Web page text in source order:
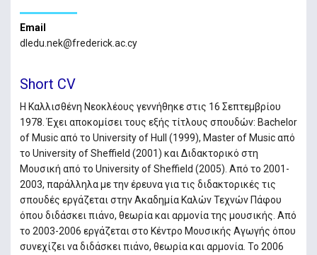
Email
dledu.nek@frederick.ac.cy
Short CV
Η Καλλισθένη Νεοκλέους γεννήθηκε στις 16 Σεπτεμβρίου
1978. Έχει αποκομίσει τους εξής τίτλους σπουδών: Bachelor
of Music από το University of Hull (1999), Master of Music από
το University of Sheffield (2001) και Διδακτορικό στη
Μουσική από το University of Sheffield (2005). Από το 2001-
2003, παράλληλα με την έρευνα για τις διδακτορικές τις
σπουδές εργάζεται στην Ακαδημία Καλών Τεχνών Πάφου
όπου διδάσκει πιάνο, θεωρία και αρμονία της μουσικής. Από
το 2003-2006 εργάζεται στο Κέντρο Μουσικής Αγωγής όπου
συνεχίζει να διδάσκει πιάνο, θεωρία και αρμονία. Το 2006